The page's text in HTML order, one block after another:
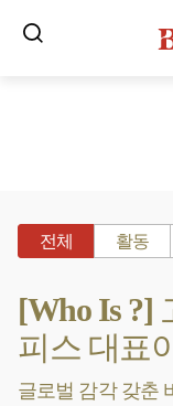
전체 활동
[Who Is ?]
피스 대표
글로벌 감각 갖춘